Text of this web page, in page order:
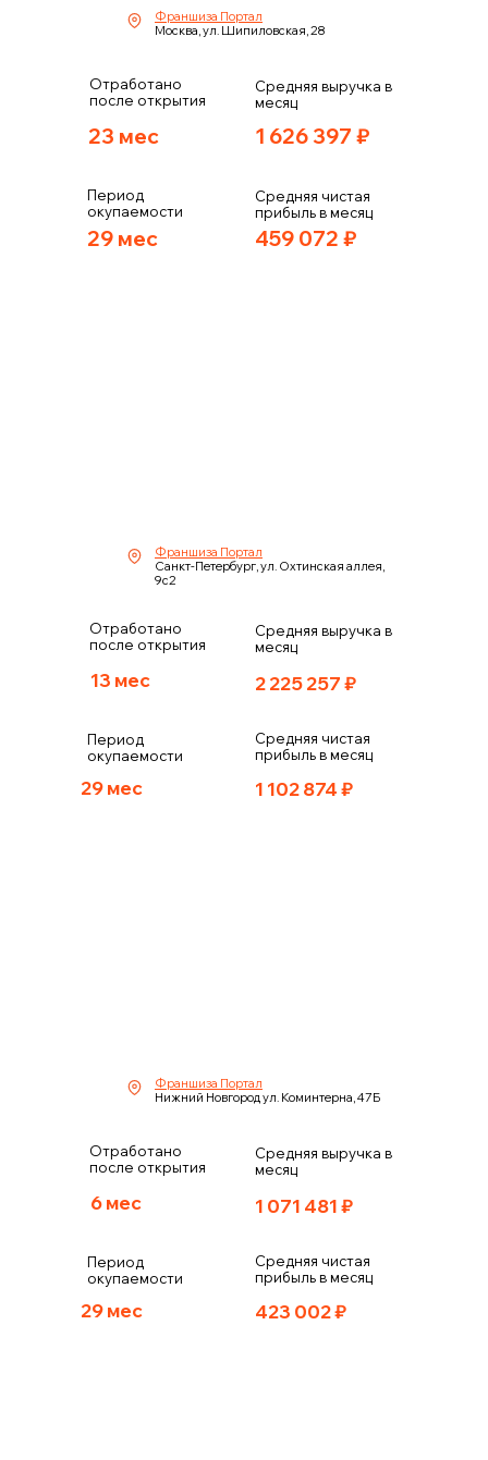
Франшиза Портал
Москва, ул. Шипиловская, 28
23 мес
29 мес
Отработано
после открытия
Период
окупаемости
Средняя чистая
прибыль в месяц
Средняя выручка в
месяц
459 072 ₽
1 626 397 ₽
Франшиза Портал
Санкт-Петербург, ул. Охтинская аллея,
9с2
13 мес
29 мес
Отработано
после открытия
Период
окупаемости
2 225 257₽
Средняя чистая
прибыль в месяц
Средняя выручка в
месяц
1 102 874₽
Франшиза Портал
Нижний Новгород ул. Коминтерна, 47Б
6 мес
29 мес
Отработано
после открытия
Период
окупаемости
1 071 481₽
Средняя чистая
прибыль в месяц
Средняя выручка в
месяц
423 002₽